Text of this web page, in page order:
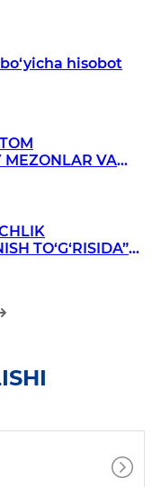
hisobot
MEZONLAR VA
TO‘G‘RISIDA”GI